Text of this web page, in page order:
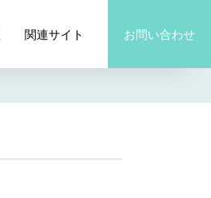
関連サイト お問い合わせ